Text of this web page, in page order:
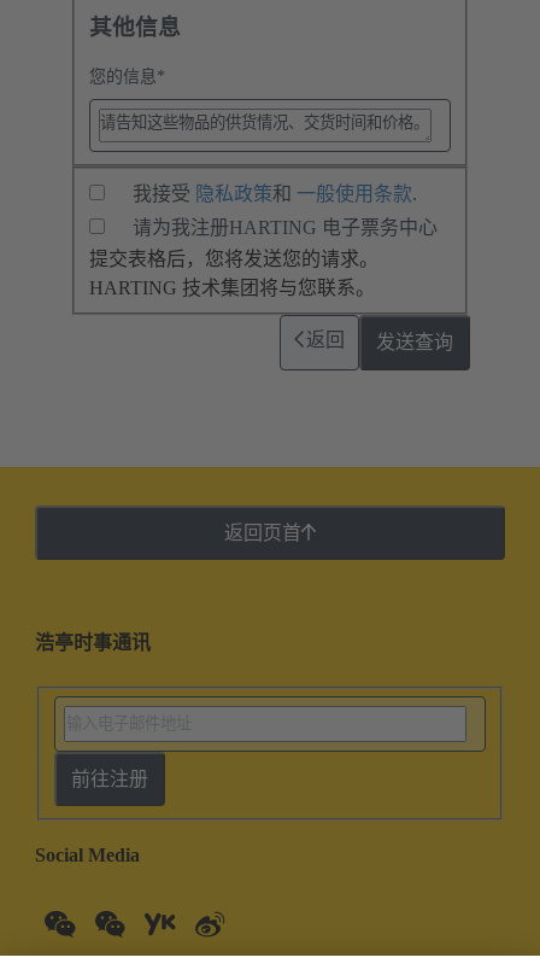
其他信息
您的信息 *
我接受 隐私政策和 一般使用条款.
请为我注册HARTING 电子票务中心
提交表格后，您将发送您的请求。
HARTING 技术集团将与您联系。
返回 发送查询
返回页首
浩亭时事通讯
前往注册
Social Media